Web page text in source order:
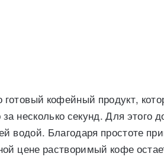
кофейный продукт,
несколько секунд. Для этого
водой. Благодаря простоте
цене растворимый кофе